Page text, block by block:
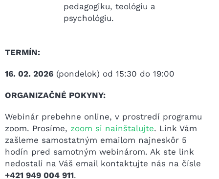
pedagogiku, teológiu a
psychológiu.
TERMÍN:
16. 02. 2026 (pondelok) od 15:30 do 19:00
ORGANIZAČNÉ POKYNY:
Webinár prebehne online, v prostredí programu
zoom. Prosíme, zoom si nainštalujte. Link Vám
zašleme samostatným emailom najneskôr 5
hodín pred samotným webinárom. Ak ste link
nedostali na Váš email kontaktujte nás na čísle
+421 949 004 911.